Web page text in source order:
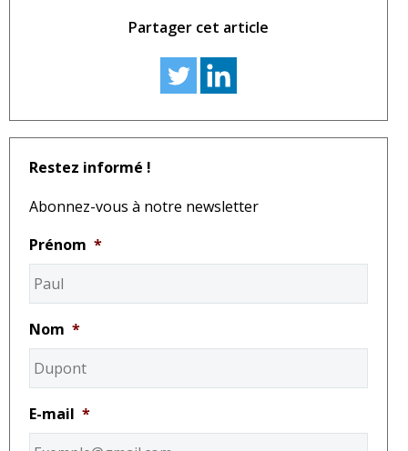
Partager cet article
Restez informé !
Abonnez-vous à notre newsletter
Prénom *
Nom *
E-mail *